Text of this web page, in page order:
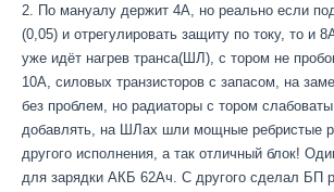
По мануалу держит 4А, но реально если
(0,05) и отрегулировать защиту по току, то и
уже идёт нагрев транса(ШЛ), с тором не
10А, силовых транзисторов с запасом, на
без проблем, но радиаторы с тором
добавлять, на ШЛах шли мощные ребристые
другого исполнения, а так отличный блок!
для зарядки АКБ 62Ач. С другого сделал БП